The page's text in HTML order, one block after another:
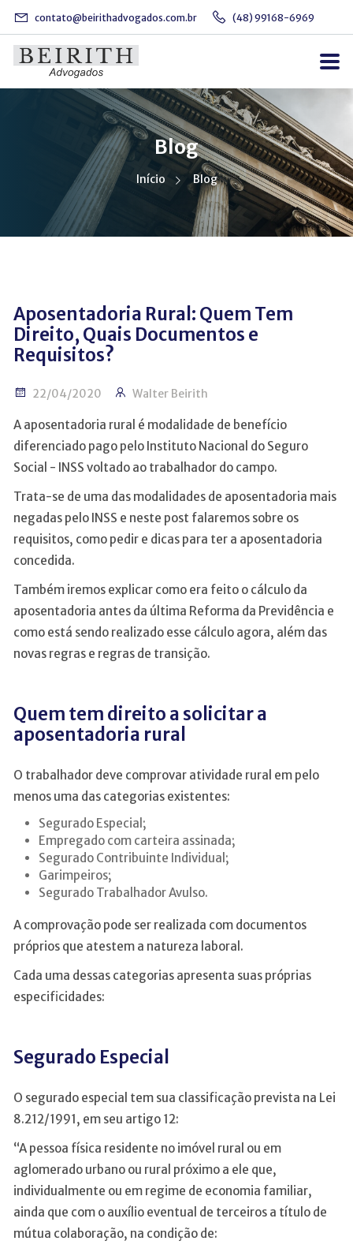
contato@beirithadvogados.com.br (48) 99168-6969
Blog
Início Blog
Aposentadoria Rural: Quem Tem
Direito, Quais Documentos e
Requisitos?
22/04/2020 Walter Beirith
A aposentadoria rural é modalidade de benefício
diferenciado pago pelo Instituto Nacional do Seguro
Social - INSS voltado ao trabalhador do campo.
Trata-se de uma das modalidades de aposentadoria mais
negadas pelo INSS e neste post falaremos sobre os
requisitos, como pedir e dicas para ter a aposentadoria
concedida.
Também iremos explicar como era feito o cálculo da
aposentadoria antes da última Reforma da Previdência e
como está sendo realizado esse cálculo agora, além das
novas regras e regras de transição.
Quem tem direito a solicitar a
aposentadoria rural
O trabalhador deve comprovar atividade rural em pelo
menos uma das categorias existentes:
Segurado Especial;
Empregado com carteira assinada;
Segurado Contribuinte Individual;
Garimpeiros;
Segurado Trabalhador Avulso.
A comprovação pode ser realizada com documentos
próprios que atestem a natureza laboral.
Cada uma dessas categorias apresenta suas próprias
especificidades:
Segurado Especial
O segurado especial tem sua classificação prevista na Lei
8.212/1991, em seu artigo 12:
“A pessoa física residente no imóvel rural ou em
aglomerado urbano ou rural próximo a ele que,
individualmente ou em regime de economia familiar,
ainda que com o auxílio eventual de terceiros a título de
mútua colaboração, na condição de: